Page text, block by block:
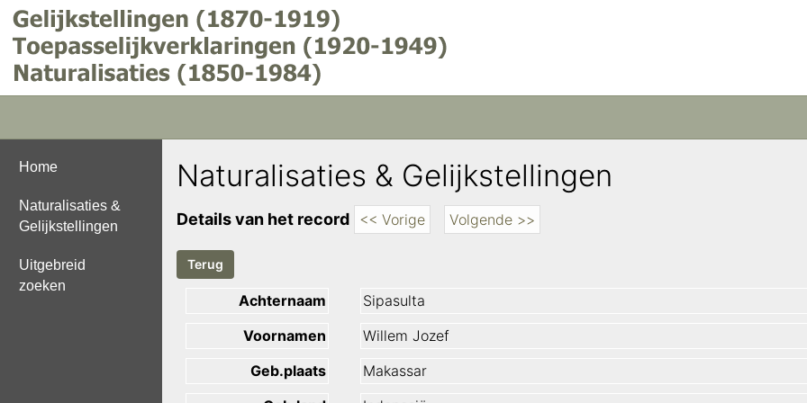
Home
Naturalisaties &
Gelijkstellingen
Uitgebreid
zoeken
Naturalisaties & Gelijkstellingen
Details van het record << Vorige Volgende >>
Achternaam
Sipasulta
Voornamen
Willem Jozef
Geb.plaats
Makassar